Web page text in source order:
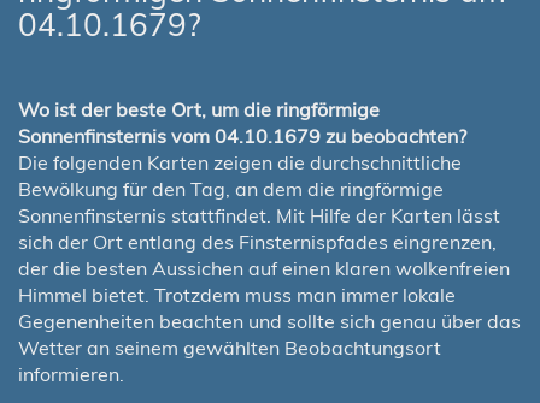
04.10.1679?
Wo ist der beste Ort, um die ringförmige
Sonnenfinsternis vom 04.10.1679 zu beobachten?
Die folgenden Karten zeigen die durchschnittliche
Bewölkung für den Tag, an dem die ringförmige
Sonnenfinsternis stattfindet. Mit Hilfe der Karten lässt
sich der Ort entlang des Finsternispfades eingrenzen,
der die besten Aussichen auf einen klaren wolkenfreien
Himmel bietet. Trotzdem muss man immer lokale
Gegenenheiten beachten und sollte sich genau über das
Wetter an seinem gewählten Beobachtungsort
informieren.